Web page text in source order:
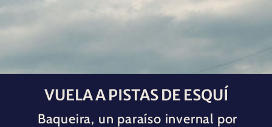
VUELA A PISTAS DE ESQUÍ
Baqueira, un paraíso invernal por